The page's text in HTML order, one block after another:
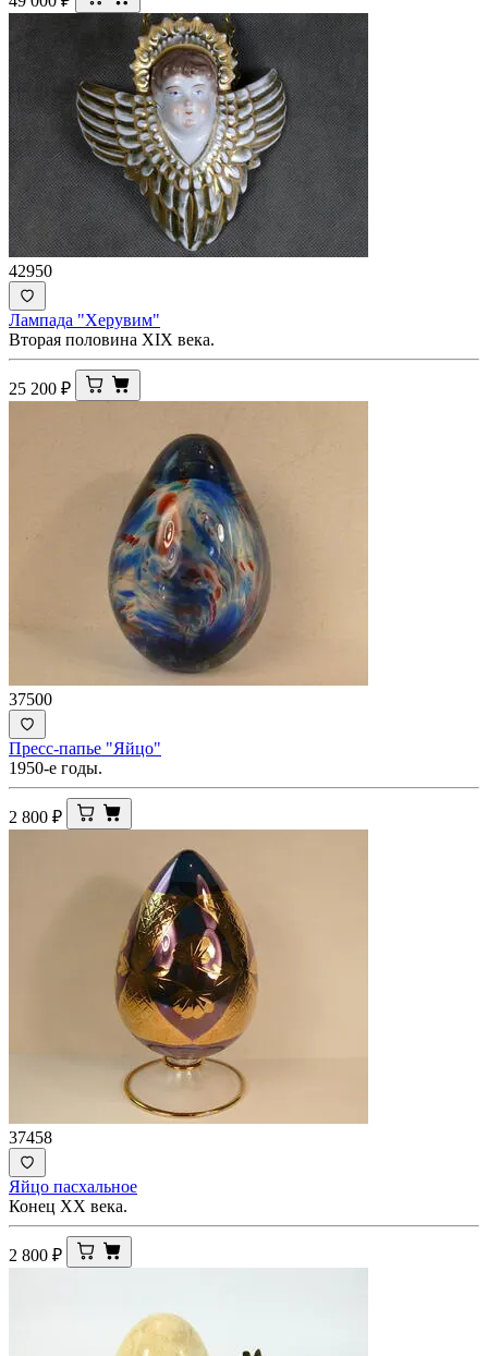
42950
Лампада "Херувим"
Вторая половина XIX века.
25 200 ₽
37500
Пресс-папье "Яйцо"
1950-е годы.
2 800 ₽
37458
Яйцо пасхальное
Конец ХХ века.
2 800 ₽